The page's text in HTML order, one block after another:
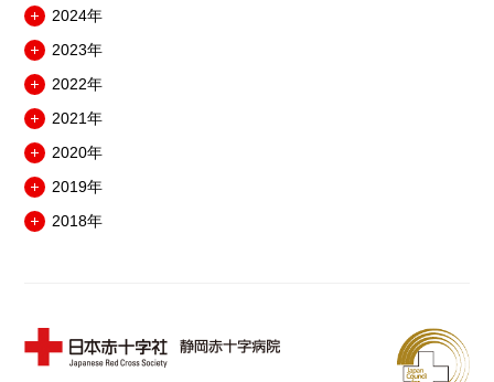
ュ
を
開
ニ
ュ
を
開
2024年
ニ
ュ
を
開
2023年
ニ
ュ
を
開
2022年
ニ
ュ
を
開
2021年
ニ
ュ
を
2020年
ニ
ュ
2019年
ニ
閉
2018年
を
開